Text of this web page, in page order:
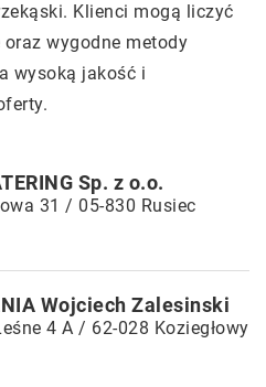
Klienci mogą liczyć
wygodne metody
wysoką jakość i
Sp. z o.o.
31 / 05-830 Rusiec
Wojciech Zalesinski
4 A / 62-028 Koziegłowy